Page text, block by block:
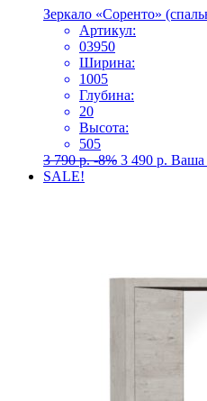
Зеркало «Соренто»
Артикул:
03950
Ширина:
1005
Глубина:
20
Высота:
505
3 790р. -8% 3 490 р. Ваша
SALE!